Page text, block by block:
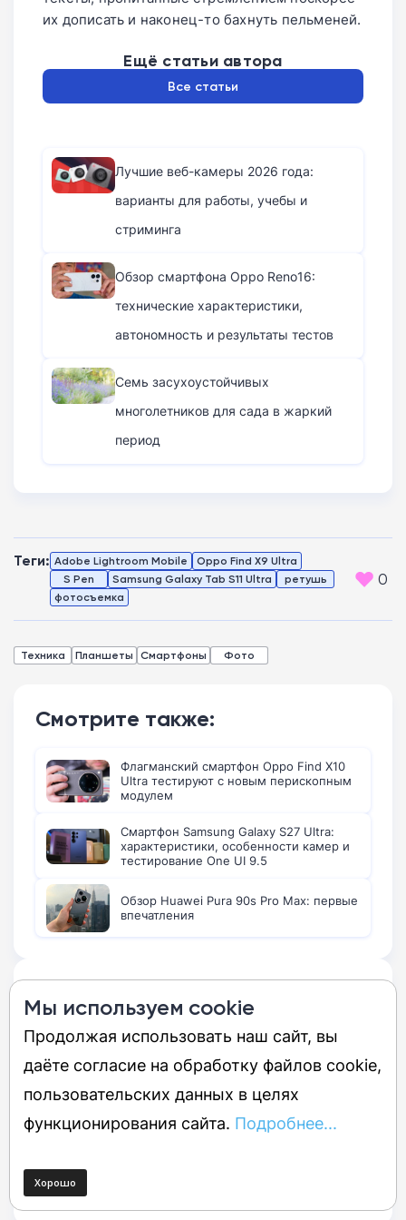
их дописать и наконец-то бахнуть пельменей.
Ещё статьи автора
Все статьи
Лучшие веб-камеры 2026 года:
варианты для работы, учебы и
стриминга
Обзор смартфона Oppo Reno16:
технические характеристики,
автономность и результаты тестов
Семь засухоустойчивых
многолетников для сада в жаркий
период
Теги: Adobe Lightroom Mobile
Oppo Find X9 Ultra
S Pen
Samsung Galaxy Tab S11 Ultra
ретушь
фотосъемка
0
Техника Планшеты Смартфоны Фото
Смотрите также:
Флагманский смартфон Oppo Find X10
Ultra тестируют с новым перископным
модулем
Смартфон Samsung Galaxy S27 Ultra:
характеристики, особенности камер и
тестирование One UI 9.5
Обзор Huawei Pura 90s Pro Max: первые
впечатления
Смартфон Samsung Galaxy S26 Ultra и
One UI 9: детальный разбор и
сравнение со старыми флагманами
мегапикселей в кармане
Мы используем cookie
Продолжая использовать наш сайт, вы
даёте согласие на обработку файлов cookie,
пользовательских данных в целях
функционирования сайта. Подробнее...